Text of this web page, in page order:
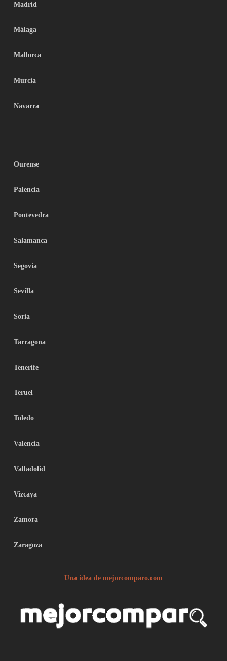
Madrid
Málaga
Mallorca
Murcia
Navarra
Ourense
Palencia
Pontevedra
Salamanca
Segovia
Sevilla
Soria
Tarragona
Tenerife
Teruel
Toledo
Valencia
Valladolid
Vizcaya
Zamora
Zaragoza
Una idea de mejorcomparo.com